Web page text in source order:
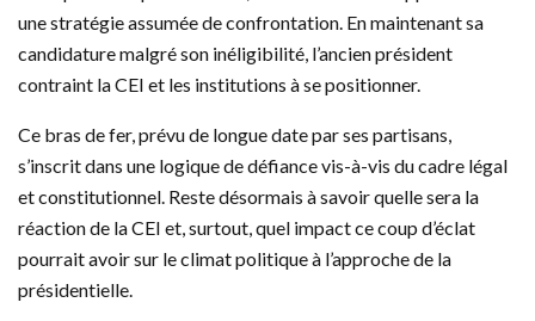
une stratégie assumée de confrontation. En maintenant sa
candidature malgré son inéligibilité, l’ancien président
contraint la CEI et les institutions à se positionner.
Ce bras de fer, prévu de longue date par ses partisans,
s’inscrit dans une logique de défiance vis-à-vis du cadre légal
et constitutionnel. Reste désormais à savoir quelle sera la
réaction de la CEI et, surtout, quel impact ce coup d’éclat
pourrait avoir sur le climat politique à l’approche de la
présidentielle.